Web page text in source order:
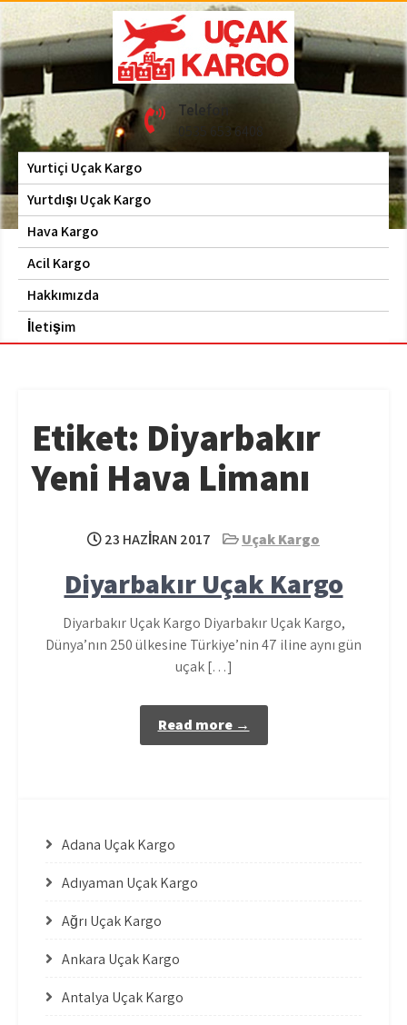
Skip
to
content
Hava Kargo | Acil Kargo
| 0535 653 6408
Uçak Kargo Telefon
0535 653 6408
Yurtiçi Uçak Kargo
Yurtdışı Uçak Kargo
Hava Kargo
Acil Kargo
Hakkımızda
İletişim
Etiket: Diyarbakır
Yeni Hava Limanı
23 HAZIRAN 2017 Uçak Kargo
Diyarbakır Uçak Kargo
Diyarbakır Uçak Kargo Diyarbakır Uçak Kargo,
Dünya’nın 250 ülkesine Türkiye’nin 47 iline aynı gün
uçak […]
Read more →
Adana Uçak Kargo
Adıyaman Uçak Kargo
Ağrı Uçak Kargo
Ankara Uçak Kargo
Antalya Uçak Kargo